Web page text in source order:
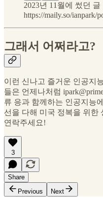
2023년 11월에 썼던 글
https://maily.so/ianpark/
그래서 어쩌라고?
이런 신나고 즐거운 인공지
들은 언제나처럼
류 응과 함께하는 인공지능
선을 다해 미국 정복을 위한
연락주세요!
3
Share
Previous
Next